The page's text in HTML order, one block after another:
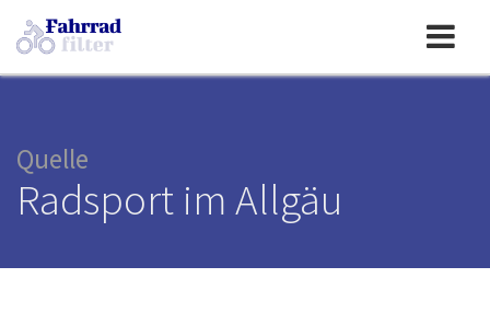
Toggle
navigation
Quelle
Radsport im Allgäu